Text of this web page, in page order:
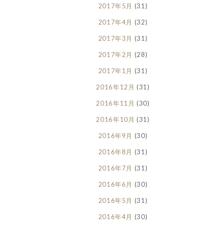
2017年5月 (31)
2017年4月 (32)
2017年3月 (31)
2017年2月 (28)
2017年1月 (31)
2016年12月 (31)
2016年11月 (30)
2016年10月 (31)
2016年9月 (30)
2016年8月 (31)
2016年7月 (31)
2016年6月 (30)
2016年5月 (31)
2016年4月 (30)